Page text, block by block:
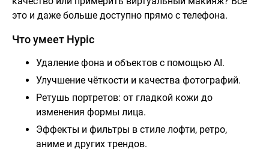
это и даже больше доступно прямо с телефона.
Что умеет Hypic
Удаление фона и объектов с помощью AI.
Улучшение чёткости и качества фотографий.
Ретушь портретов: от гладкой кожи до
изменения формы лица.
Эффекты и фильтры в стиле лофти, ретро,
аниме и других трендов.